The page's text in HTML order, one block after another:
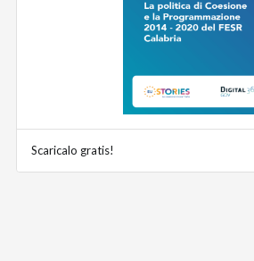
Scaricalo gratis!